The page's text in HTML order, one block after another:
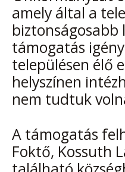
amely által a
támogatás
településen élő
helyszínen
nem tudtuk
A támogatás
Foktő, Kossuth